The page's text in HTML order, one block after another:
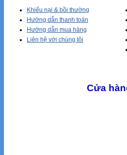
Khiếu nại & bồi thường
Hướng dẫn thanh toán
Hướng dẫn mua hàng
Liên hệ với chúng tôi
Cửa
- Giao hàng